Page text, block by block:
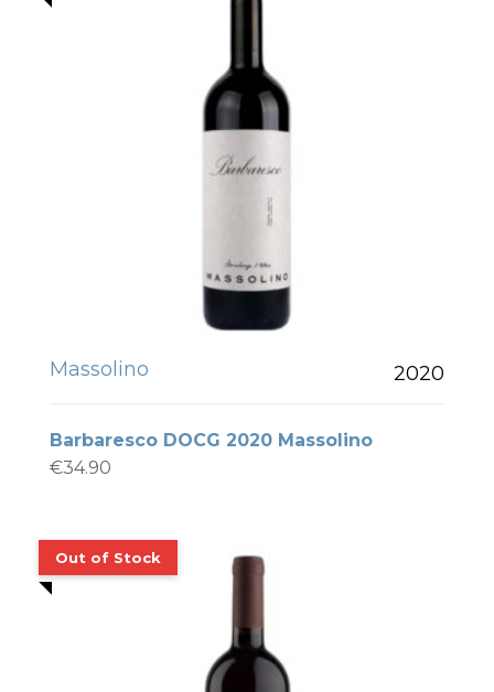
Massolino 2020
Barbaresco DOCG 2020 Massolino
€34.90